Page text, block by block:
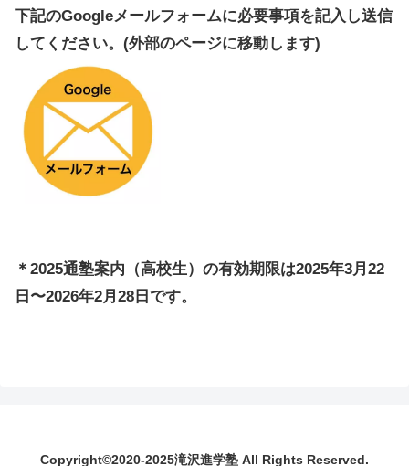
下記のGoogleメールフォームに必要事項を記入し送信
してください。(外部のページに移動します)
＊2025通塾案内（高校生）の有効期限は2025年3月22
日〜2026年2月28日です。
Copyright©️2020-2025滝沢進学塾 All Rights Reserved.